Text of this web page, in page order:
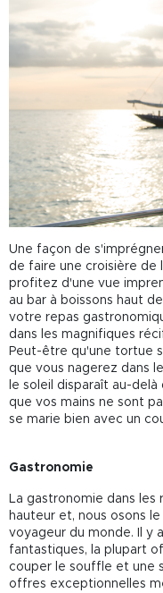
Une façon de
de faire une croisière de
profitez d'une vue
au bar à boissons haut
votre repas
dans les magnifiques
Peut-être qu'une tortue
que vous nagerez dans
le soleil disparaît au-
que vos mains ne sont
se marie bien avec un
Gastronomie
La gastronomie dans les
hauteur et, nous osons
voyageur du monde. Il y
fantastiques, la plupart
couper le souffle et une
offres exceptionnelles